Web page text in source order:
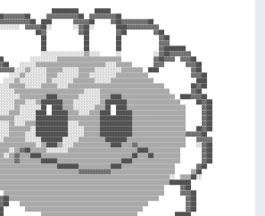
██▓▓▓▓▓▓▓▓██      ▓▓▓▓▓▓▓▓▓▓▓▓██  ▓▓▓▓▓▓▓▓▓▓██
▓▓▓▓▓▓▓▓▓▓▓▓▓▓██  ████        ▓▓▓▓▓▓██      ▓▓██▓▓▓▓▓▓▓▓▓▓██
▓▓▓▓▓▓██░░        ░░▓▓██░░        ████▓▓▓▓▓▓▓▓▓▓▓▓
██▓▓            ▓▓██          ▓▓██          ▓▓██
██              ██          ██              ▓▓██
██              ██          ██              ▓▓▓▓
██              ██          ██              ▓▓████████
░░░░░░░░░░░░░░░░▒▒░░░░      ░░            ░░▓▓██▓▓▓▓▓▓▓▓
░░░░░░░░░░▒▒▒▒▒▒▒▒▒▒▒▒▒▒▒▒▒▒▒▒▒▒▒▒            ▓▓██▓▓▓▓  ▓▓▓▓██
░░░░░░▒▒▒▒▒▒▒▒▒▒▒▒▒▒▒▒▒▒▒▒▒▒▒▒▒▒░░░░▒▒▒▒▒▒        ▓▓▓▓        ▓▓▓▓██
████            ▓▓██
░░░░▒▒░░░░░░░░▒▒▒▒░░░░░░░░▒▒▒▒░░░░░░░░░░▒▒▒▒▒▒▒▒▒▒▒▒                ▓▓▓▓██
░░░░▒▒░░░░░░░░░░▒▒░░░░░░░░▒▒▒▒▒▒▒▒░░░░░░▒▒▒▒▒▒▒▒▒▒▒▒▒▒▒▒                ████
██▓▓██
▓▓██
████▓▓▓▓██
██▓▓██
████▒▒▒▒░░░░░░░░▒▒▒▒██  ████▒▒▒▒▒▒▒▒▒▒▒▒▒▒▒▒▒▒▒▒▒▒      ▓▓██
██████▒▒▒▒░░░░▒▒▒▒████  ██████▒▒▒▒▒▒▒▒▒▒▒▒▒▒▒▒▒▒▒▒      ▓▓██
▓▓██
▓▓██
██▓▓██
▓▓▓▓▓▓
░░▓▓██
▓▓██
▓▓██
▓▓██
▓▓██
▒▒██
▒▒▒▒██░░
▒▒▒▒▒▒▒▒▒▒▒▒▒▒▒▒▒▒▒▒▒▒▒▒▒▒▒▒▒▒▒▒▒▒▒▒▒▒▒▒▒▒▒▒▒▒▒▒▒▒▒▒▒▒▒▒▒▒▒▒▒▒      ▓▓██
▒▒▒▒▒▒▒▒▒▒▒▒▒▒▒▒▒▒▒▒▒▒▒▒▒▒▒▒▒▒▒▒▒▒▒▒▒▒▒▒▒▒▒▒▒▒▒▒▒▒▒▒▒▒▒▒▒▒▒▒      ▓▓▓▓██
▓▓██
▒▒▒▒▒▒▒▒▒▒▒▒▒▒▒▒▒▒▒▒▒▒▒▒▒▒▒▒▒▒▒▒▒▒▒▒▒▒▒▒▒▒▒▒▒▒▒▒              ▓▓██
▒▒▒▒▒▒▒▒▒▒▒▒▒▒▒▒▒▒▒▒▒▒▒▒▒▒▒▒▒▒▒▒▒▒▒▒▒▒▒▒▒▒▒▒                ▓▓██